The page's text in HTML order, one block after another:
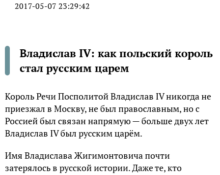
2017-05-07 23:29:42
Владислав IV: как польский король
стал русским царем
Король Речи Посполитой Владислав IV никогда не
приезжал в Москву, не был православным, но с
Россией был связан напрямую — больше двух лет
Владислав IV был русским царём.
Имя Владислава Жигимонтовича почти
затерялось в русской истории. Даже те, кто